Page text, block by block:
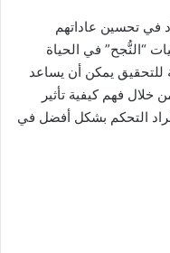
في تحسين عاداتهم
“النُّجح” في الحياة
يمكن أن يساعد
خلال فهم كيفية تأثير
التحكم بشكل أفضل في